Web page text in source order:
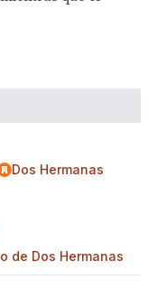
Dos Hermanas
de Dos Hermanas